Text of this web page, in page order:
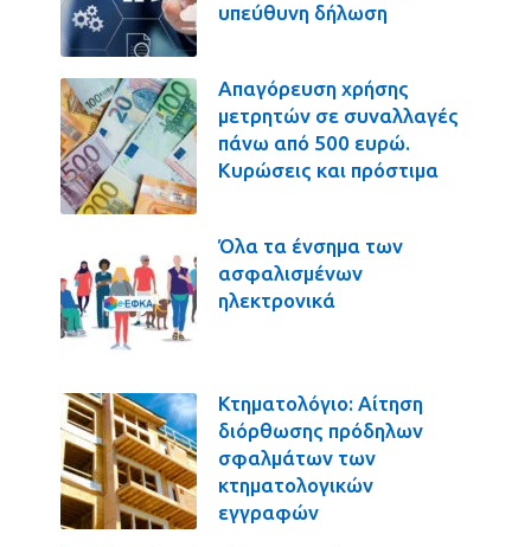
υπεύθυνη δήλωση
Απαγόρευση χρήσης
μετρητών σε συναλλαγές
πάνω από 500 ευρώ.
Κυρώσεις και πρόστιμα
Όλα τα ένσημα των
ασφαλισμένων
ηλεκτρονικά
Κτηματολόγιο: Αίτηση
διόρθωσης πρόδηλων
σφαλμάτων των
κτηματολογικών
εγγραφών